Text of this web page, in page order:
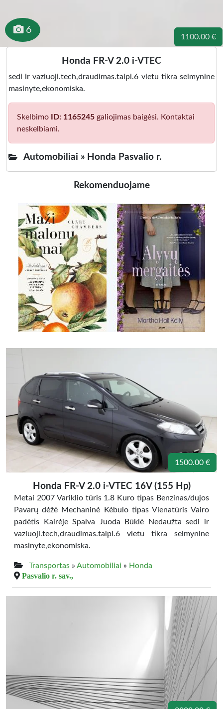
1100.00 €
6
Honda FR-V 2.0 i-VTEC
sedi ir vaziuoji.tech,draudimas.talpi.6 vietu tikra seimynine
masinyte,ekonomiska.
Skelbimo ID: 1165245 galiojimas baigėsi. Kontaktai
neskelbiami.
Automobiliai » Honda Pasvalio r.
Rekomenduojame
1500.00 €
Honda FR-V 2.0 i-VTEC 16V (155 Hp)
Metai 2007 Variklio tūris 1.8 Kuro tipas Benzinas/dujos
Pavarų dėžė Mechaninė Kėbulo tipas Vienatūris Vairo
padėtis Kairėje Spalva Juoda Būklė Nedaužta sedi ir
vaziuoji.tech,draudimas.talpi.6 vietu tikra seimynine
masinyte,ekonomiska.
Transportas » Automobiliai » Honda
Pasvalio r. sav.,